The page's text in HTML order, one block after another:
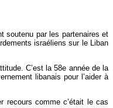
soutenu par les partenaires et
israéliens sur le Liban
C’est la 58e année de la
libanais pour l’aider à
recours comme c’était le cas